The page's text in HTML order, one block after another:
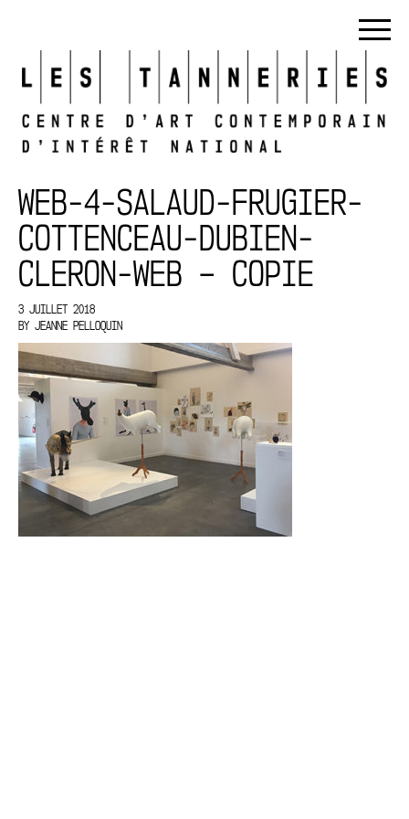
WEB-4-SALAUD-FRUGIER-
COTTENCEAU-DUBIEN-
CLERON-WEB – COPIE
3 JUILLET 2018
BY JEANNE PELLOQUIN